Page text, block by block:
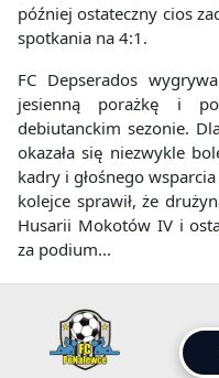
później ostateczny cios
spotkania na 4:1.
FC Depserados
jesienną porażkę i
debiutanckim sezonie.
okazała się niezwykle
kadry i głośnego
kolejce sprawił, że
Husarii Mokotów IV i
za podium...